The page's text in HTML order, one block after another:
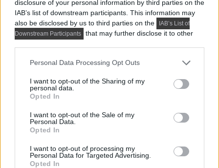
disclosure of your personal information by third parties on the
IAB’s list of downstream participants. This information may
also be disclosed by us to third parties on the
IAB’s List of
Downstream Participants
that may further disclose it to other
Please note that this website/app uses one or more Google
not limited to your visit or usage behaviour. You may click to
grant or deny consent to Google and its third-party tags to
use your data for below specified purposes in below Google
consent section.
Personal Data Processing Opt Outs
I want to opt-out of the Sharing of my
personal data.
Opted In
I want to opt-out of the Sale of my
Personal Data.
Opted In
I want to opt-out of processing my
Personal Data for Targeted Advertising.
Opted In
PRAKTIKUS LAKBERENDEZÉSI ÖTLETEK, TIPPEK, TANÁCSOK
5 látványos hálószobai megoldás,